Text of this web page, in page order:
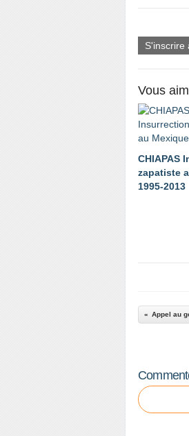
S'inscrire
Vous
CHIAPAS
zapatiste
1995-2013